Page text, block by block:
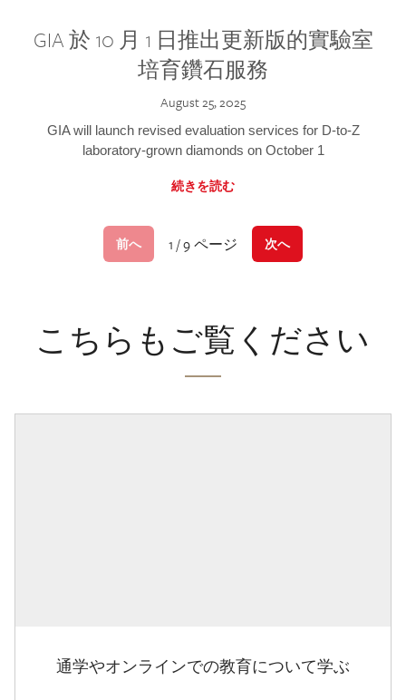
GIA 於 10 月 1 日推出更新版的實驗室
培育鑽石服務
August 25, 2025
GIA will launch revised evaluation services for D-to-Z
laboratory-grown diamonds on October 1
続きを読む
前へ 1 / 9 ページ 次へ
こちらもご覧ください
通学やオンラインでの教育について学ぶ